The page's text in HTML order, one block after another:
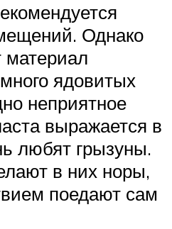
Однако
материал
ядовитых
неприятное
выражается в
любят грызуны.
в них норы,
поедают сам